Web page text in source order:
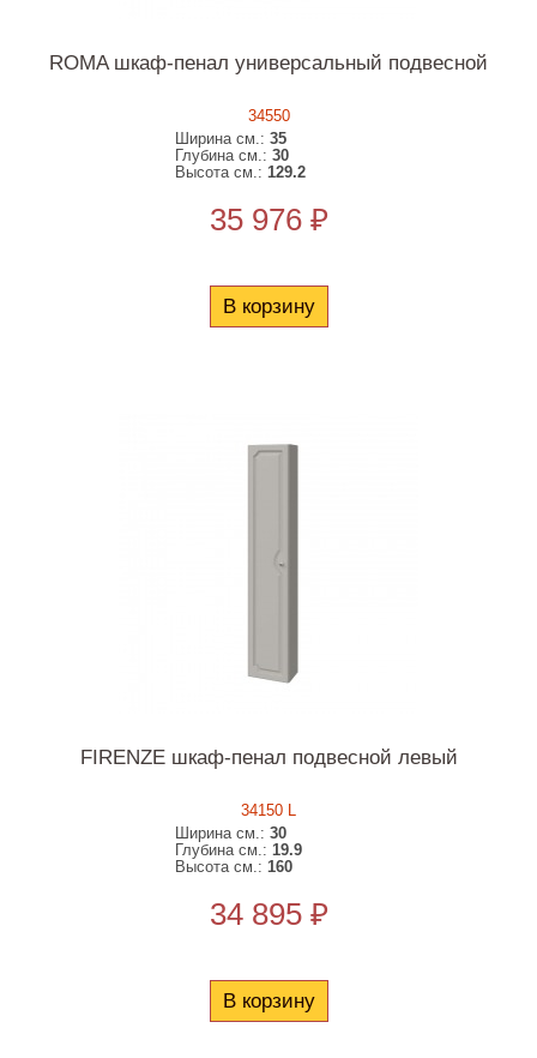
ROMA шкаф-пенал универсальный подвесной
34550
Ширина см.:35
Глубина см.:30
Высота см.:129.2
35 976 ₽
В корзину
FIRENZE шкаф-пенал подвесной левый
34150 L
Ширина см.:30
Глубина см.:19.9
Высота см.:160
34 895 ₽
В корзину